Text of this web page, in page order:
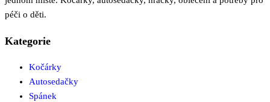
péči o děti.
Kategorie
Kočárky
Autosedačky
Spánek